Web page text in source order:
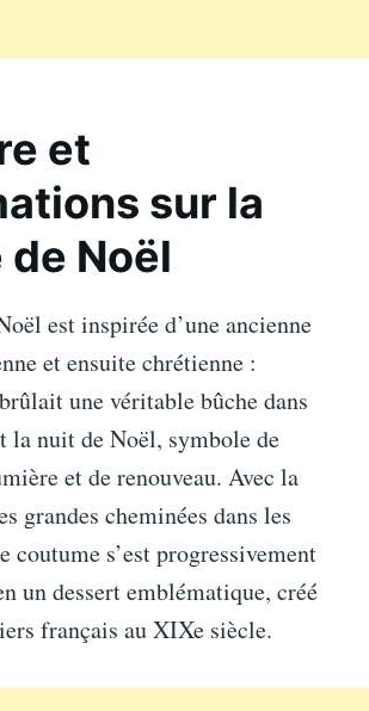
et
sur la
Noël
est inspirée d’une ancienne
et ensuite chrétienne :
une véritable bûche dans
la nuit de Noël, symbole de
et de renouveau. Avec la
grandes cheminées dans les
coutume s’est progressivement
un dessert emblématique, créé
français au XIXe siècle.